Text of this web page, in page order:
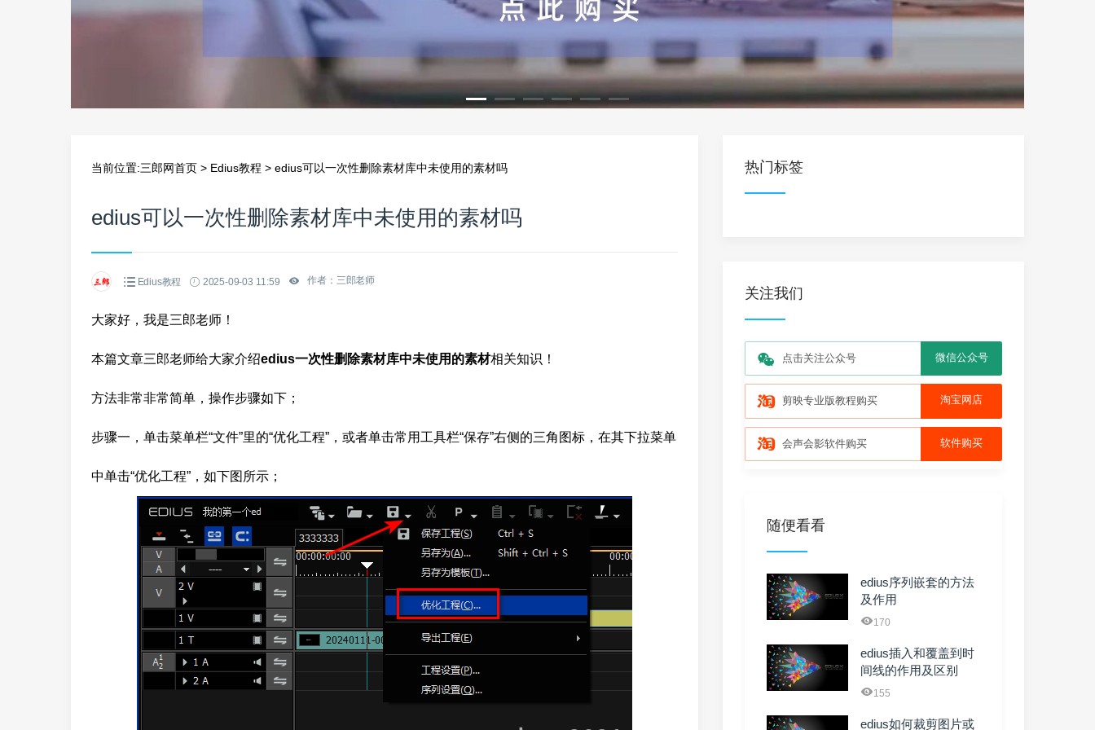
当前位置:三郎网首页 > Edius教程 > edius可以一次性删除素材库中未使用的素材吗
edius可以一次性删除素材库中未使用的素材吗
Edius教程 2025-09-03 11:59 作者：三郎老师
大家好，我是三郎老师！
本篇文章三郎老师给大家介绍edius一次性删除素材库中未使用的素材相关知识！
方法非常非常简单，操作步骤如下；
步骤一，单击菜单栏“文件”里的“优化工程”，或者单击常用工具栏“保存”右侧的三角图标，在其下拉菜单
中单击“优化工程”，如下图所示；
热门标签
关注我们
点击关注公众号 微信公众号
剪映专业版教程购买 淘宝网店
会声会影软件购买 软件购买
随便看看
edius序列嵌套的方法
及作用
170
edius插入和覆盖到时
间线的作用及区别
155
edius如何裁剪图片或